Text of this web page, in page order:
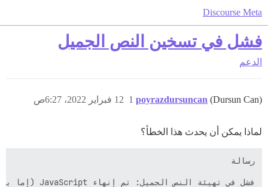
Discourse Meta
فشل في تسخين النص الجميل
الدعم
poyrazdursuncan (Dursun Can) 12 فبراير 2022، 6:27ص 1
لماذا يمكن أن يحدث هذا الخطأ؟